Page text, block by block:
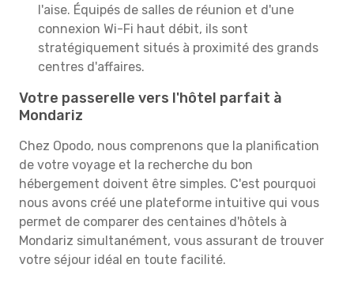
l'aise. Équipés de salles de réunion et d'une
connexion Wi-Fi haut débit, ils sont
stratégiquement situés à proximité des grands
centres d'affaires.
Votre passerelle vers l'hôtel parfait à
Mondariz
Chez Opodo, nous comprenons que la planification
de votre voyage et la recherche du bon
hébergement doivent être simples. C'est pourquoi
nous avons créé une plateforme intuitive qui vous
permet de comparer des centaines d'hôtels à
Mondariz simultanément, vous assurant de trouver
votre séjour idéal en toute facilité.